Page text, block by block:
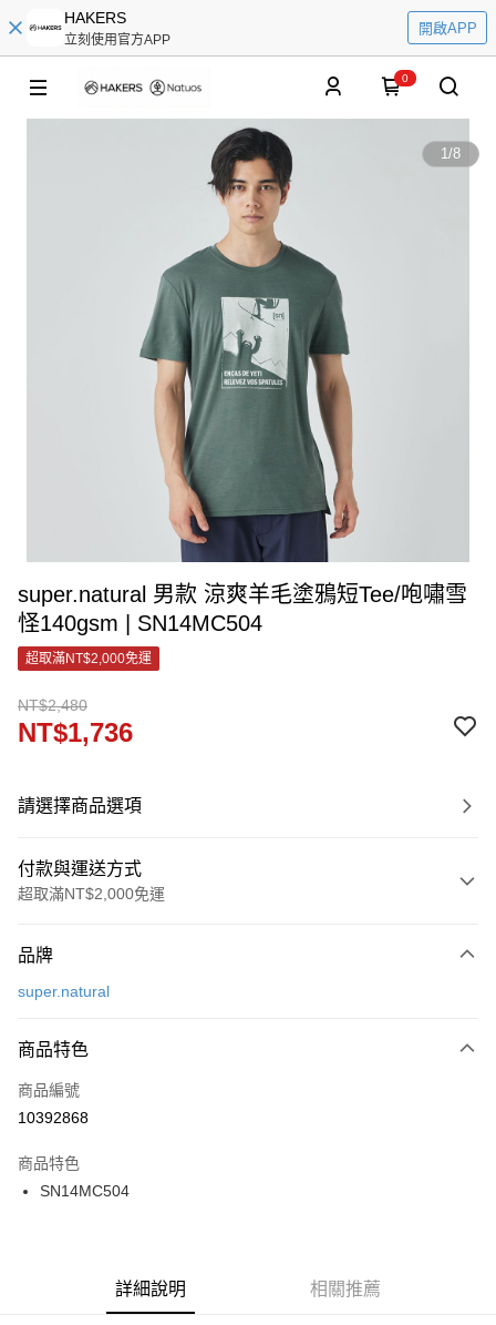
HAKERS
立刻使用官方APP
開啟APP
0
1/8
super.natural 男款 涼爽羊毛塗鴉短Tee/咆嘯雪
怪140gsm | SN14MC504
超取滿NT$2,000免運
NT$2,480
NT$1,736
請選擇商品選項
付款與運送方式
超取滿NT$2,000免運
信用卡一次付款
Apple Pay
街口支付
ATM付款
品牌
super.natural
商品特色
商品編號
10392868
商品特色
SN14MC504
詳細說明 相關推薦